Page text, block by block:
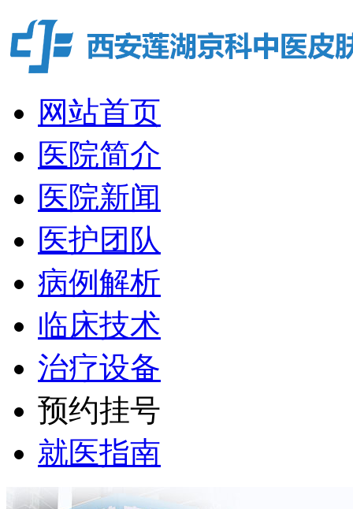
网站首页
医院简介
医院新闻
医护团队
病例解析
临床技术
治疗设备
预约挂号
就医指南